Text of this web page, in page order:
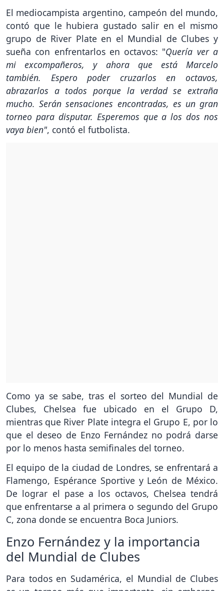
El mediocampista argentino, campeón del mundo,
contó que le hubiera gustado salir en el mismo
grupo de River Plate en el Mundial de Clubes y
sueña con enfrentarlos en octavos: "Quería ver a
mi excompañeros, y ahora que está Marcelo
también. Espero poder cruzarlos en octavos,
abrazarlos a todos porque la verdad se extraña
mucho. Serán sensaciones encontradas, es un gran
torneo para disputar. Esperemos que a los dos nos
vaya bien", contó el futbolista.
Como ya se sabe, tras el sorteo del Mundial de
Clubes, Chelsea fue ubicado en el Grupo D,
mientras que River Plate integra el Grupo E, por lo
que el deseo de Enzo Fernández no podrá darse
por lo menos hasta semifinales del torneo.
El equipo de la ciudad de Londres, se enfrentará a
Flamengo, Espérance Sportive y León de México.
De lograr el pase a los octavos, Chelsea tendrá
que enfrentarse a al primera o segundo del Grupo
C, zona donde se encuentra Boca Juniors.
Enzo Fernández y la importancia
del Mundial de Clubes
Para todos en Sudamérica, el Mundial de Clubes